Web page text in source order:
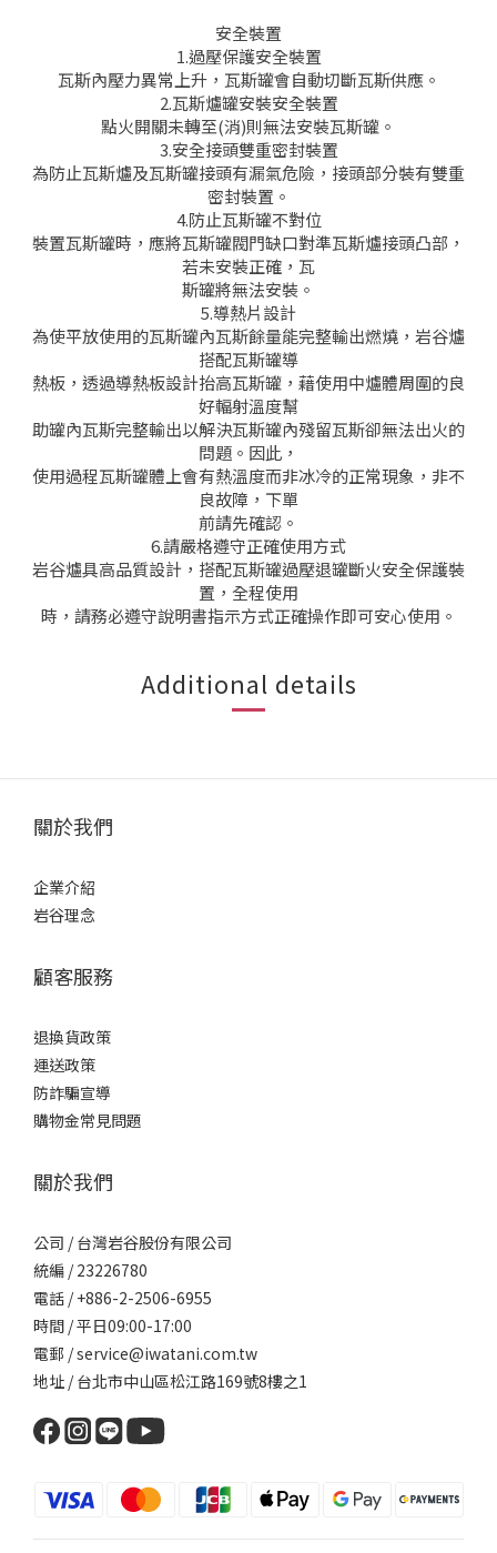
安全裝置
1.過壓保護安全裝置
瓦斯內壓力異常上升，瓦斯罐會自動切斷瓦斯供應。
2.瓦斯爐罐安裝安全裝置
點火開關未轉至(消)則無法安裝瓦斯罐。
3.安全接頭雙重密封裝置
為防止瓦斯爐及瓦斯罐接頭有漏氣危險，接頭部分裝有雙重
密封裝置。
4.防止瓦斯罐不對位
裝置瓦斯罐時，應將瓦斯罐閥門缺口對準瓦斯爐接頭凸部，
若未安裝正確，瓦
斯罐將無法安裝。
5.導熱片設計
為使平放使用的瓦斯罐內瓦斯餘量能完整輸出燃燒，岩谷爐
搭配瓦斯罐導
熱板，透過導熱板設計抬高瓦斯罐，藉使用中爐體周圍的良
好輻射溫度幫
助罐內瓦斯完整輸出以解決瓦斯罐內殘留瓦斯卻無法出火的
問題。因此，
使用過程瓦斯罐體上會有熱溫度而非冰冷的正常現象，非不
良故障，下單
前請先確認。
6.請嚴格遵守正確使用方式
岩谷爐具高品質設計，搭配瓦斯罐過壓退罐斷火安全保護裝
置，全程使用
時，請務必遵守說明書指示方式正確操作即可安心使用。
Additional details
關於我們
企業介紹
岩谷理念
顧客服務
退換貨政策
運送政策
防詐騙宣導
購物金常見問題
關於我們
公司 / 台灣岩谷股份有限公司
統編 / 23226780
電話 / +886-2-2506-6955
時間 / 平日09:00-17:00
電郵 / service@iwatani.com.tw
地址 / 台北市中山區松江路169號8樓之1